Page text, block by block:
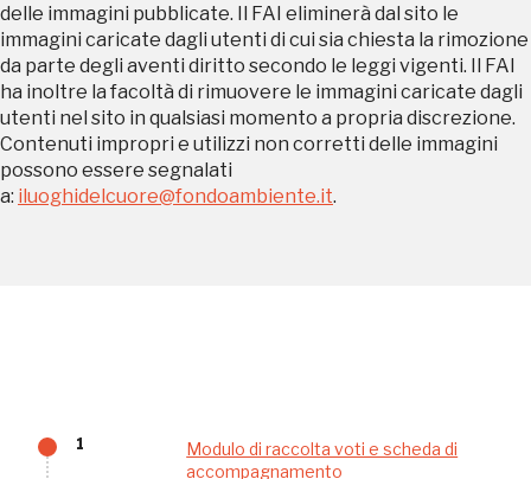
delle immagini pubblicate. Il FAI eliminerà dal sito le
immagini caricate dagli utenti di cui sia chiesta la rimozione
da parte degli aventi diritto secondo le leggi vigenti. Il FAI
ha inoltre la facoltà di rimuovere le immagini caricate dagli
utenti nel sito in qualsiasi momento a propria discrezione.
Contenuti impropri e utilizzi non corretti delle immagini
possono essere segnalati
a: iluoghidelcuore@fondoambiente.it.
1
Modulo di raccolta voti e scheda di
accompagnamento
Ingresso gratuito
nei Beni FAI tutto l'anno
Gratis
Palazzo Strozzi
Firenze
Tutto questo non